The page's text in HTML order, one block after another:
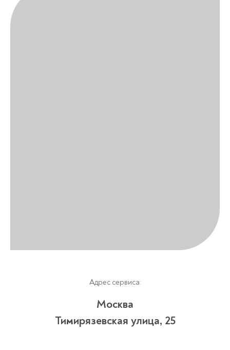
Адрес сервиса:
Москва
Тимирязевская улица, 25